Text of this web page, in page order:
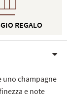
REGALO
uno champagne
e note